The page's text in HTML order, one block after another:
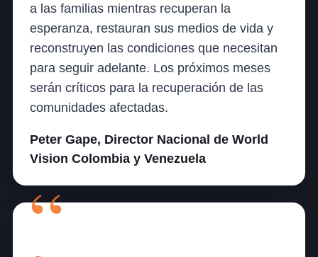
a las familias mientras recuperan la
esperanza, restauran sus medios de vida y
reconstruyen las condiciones que necesitan
para seguir adelante. Los próximos meses
serán críticos para la recuperación de las
comunidades afectadas.
Peter Gape, Director Nacional de World
Vision Colombia y Venezuela